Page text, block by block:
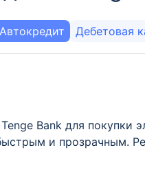
Автокредит Дебетовая
Bank для покупки
и прозрачным.